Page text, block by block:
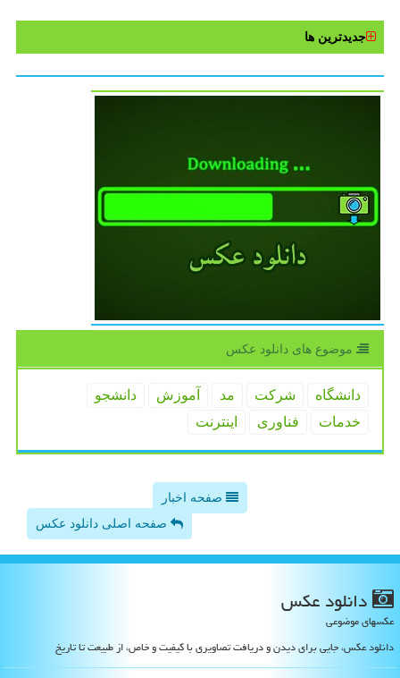
جدیدترین ها
موضوع های دانلود عكس
دانشگاه شركت مد آموزش
دانشجو
خدمات
فناوری اینترنت
صفحه اخبار
صفحه اصلی دانلود عکس
دانلود عكس
عکسهای موضوعی
دانلود عکس، جایی برای دیدن و دریافت تصاویری با کیفیت و خاص، از طبیعت تا تاریخ